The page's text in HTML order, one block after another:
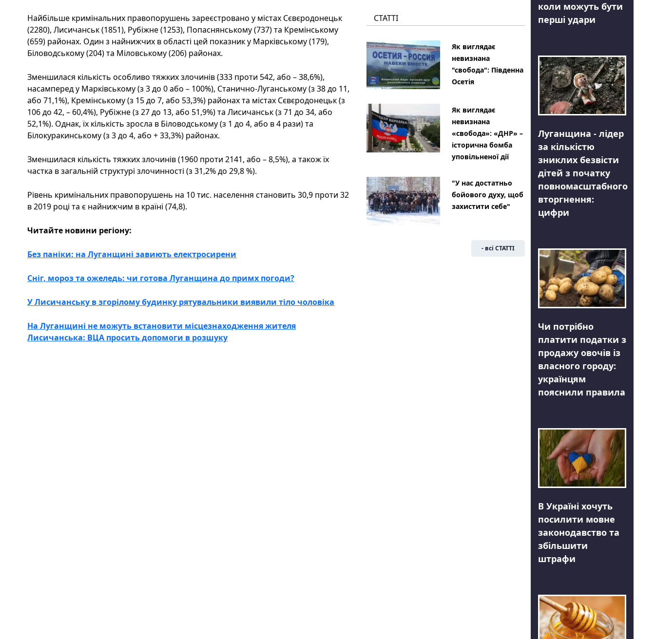
Найбільше кримінальних правопорушень зареєстровано у містах Сєвєродонецьк
(2280), Лисичанськ (1851), Рубіжне (1253), Попаснянському (737) та Кремінському
(659) районах. Один з найнижчих в області цей показник у Марківському (179),
Біловодському (204) та Міловському (206) районах.
Зменшилася кількість особливо тяжких злочинів (333 проти 542, або – 38,6%),
насамперед у Марківському (з 3 до 0 або – 100%), Станично-Луганському (з 38 до 11,
або 71,1%), Кремінському (з 15 до 7, або 53,3%) районах та містах Сєвєродонецьк (з
106 до 42, – 60,4%), Рубіжне (з 27 до 13, або 51,9%) та Лисичанськ (з 71 до 34, або
52,1%). Однак, їх кількість зросла в Біловодському (з 1 до 4, або в 4 рази) та
Білокуракинському (з 3 до 4, або + 33,3%) районах.
Зменшилася кількість тяжких злочинів (1960 проти 2141, або – 8,5%), а також їх
частка в загальній структурі злочинності (з 31,2% до 29,8 %).
Рівень кримінальних правопорушень на 10 тис. населення становить 30,9 проти 32
в 2019 році та є найнижчим в країні (74,8).
Читайте новини регіону:
Без паніки: на Луганщині завиють електросирени
Сніг, мороз та ожеледь: чи готова Луганщина до примх погоди?
У Лисичанську в згорілому будинку рятувальники виявили тіло чоловіка
На Луганщині не можуть встановити місцезнаходження жителя
Лисичанська: ВЦА просить допомоги в розшуку
СТАТТІ
Як виглядає
невизнана
"свобода": Південна
Осетія
Як виглядає
невизнана
«свобода»: «ДНР» –
історична бомба
уповільненої дії
"У нас достатньо
бойового духу, щоб
захистити себе"
- всі СТАТТІ
коли можуть бути
перші удари
Луганщина - лідер
за кількістю
зниклих безвісти
дітей з початку
повномасштабного
вторгнення:
цифри
Чи потрібно
платити податки з
продажу овочів із
власного городу:
українцям
пояснили правила
В Україні хочуть
посилити мовне
законодавство та
збільшити
штрафи